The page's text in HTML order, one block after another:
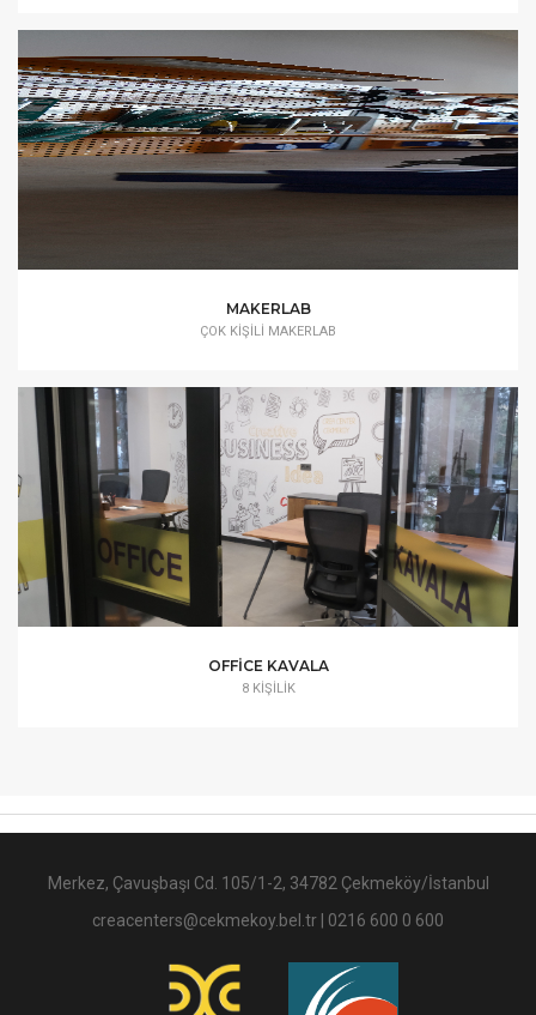
MAKERLAB
ÇOK KIŞILI MAKERLAB
OFFICE KAVALA
8 KIŞILIK
Merkez, Çavuşbaşı Cd. 105/1-2, 34782 Çekmeköy/İstanbul
creacenters@cekmekoy.bel.tr
0216 600 0 600